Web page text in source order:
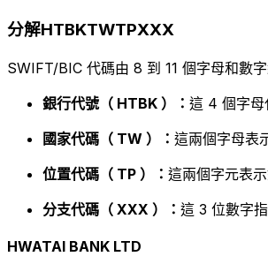
分解HTBKTWTPXXX
SWIFT/BIC 代碼由 8 到 11 個字母和數
銀行代號（ HTBK ）： 這 4 個字
國家代碼（ TW ）： 這兩個字母表
位置代碼（ TP ）： 這兩個字元表
分支代碼（ XXX ）： 這 3 位數字
HWATAI BANK LTD